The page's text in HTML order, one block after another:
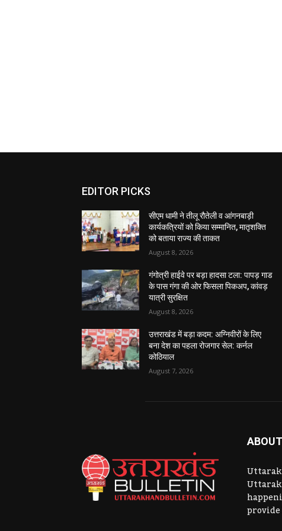
EDITOR PICKS
सीएम धामी ने तीलू रौतेली व आंगनबाड़ी
कार्यकत्रियों को किया सम्मानित, मातृशक्ति
को बताया राज्य की ताकत
August 8, 2026
गंगोत्री हाईवे पर बड़ा हादसा टला: पापड़ गाड
के पास गंगा की ओर फिसला पिकअप, कांवड़
यात्री सुरक्षित
August 8, 2026
उत्तराखंड में बड़ा कदम: अग्निवीरों के लिए
बना देश का पहला रोजगार सेल: कर्नल
कोठियाल
August 7, 2026